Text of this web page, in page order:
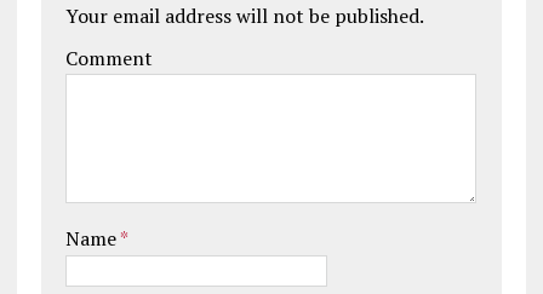
Your email address will not be published.
Comment
Name*